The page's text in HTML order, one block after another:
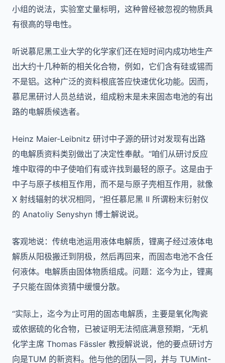
小组的说法，实验室丈量标明，这种曾经被忽视的物质具
有很高的导电性。
听说慕尼黑工业大学的化学家们还在短时间内成功地生产
出大约十几种新的相关化合物，例如，它们含有硅或锡而
不是铝。这种广泛的资料根底答应快速优化功能。因而，
慕尼黑研讨人员总结说，组成粉末是未来固态电池的有出
路的电解质候选者。
Heinz Maier-Leibnitz 研讨中子源的研讨对发现有出路
的电解质资料类别做出了决定性奉献。“咱们从研讨反应
堆中取得的中子使咱们有或许找到最轻的原子。这是由于
中子与原子核相互作用，而不是与原子壳相互作用，就像
X 射线辐射的状况相同，”担任慕尼黑 II 所谓粉末衍射仪
的 Anatoliy Senyshyn 博士解说说。
客观地说：传统电池运用液体电解质，锂离子经过液体电
解质从阳极搬迁到阴极，然后再回来，而固态电池不含任
何液体。电解质由固体物质组成。问题：迄今为止，锂离
子只能在固体资猜中缓慢分散。
“实际上，迄今为止可用的固态电解质，主要是氧化陶瓷
或依据硫的化合物，已被证明无法彻底满意预期，”无机
化学主席 Thomas Fässler 教授解说说，他的要点研讨方
向是TUM 的新资料。他与他的团队一同，并与 TUMint-